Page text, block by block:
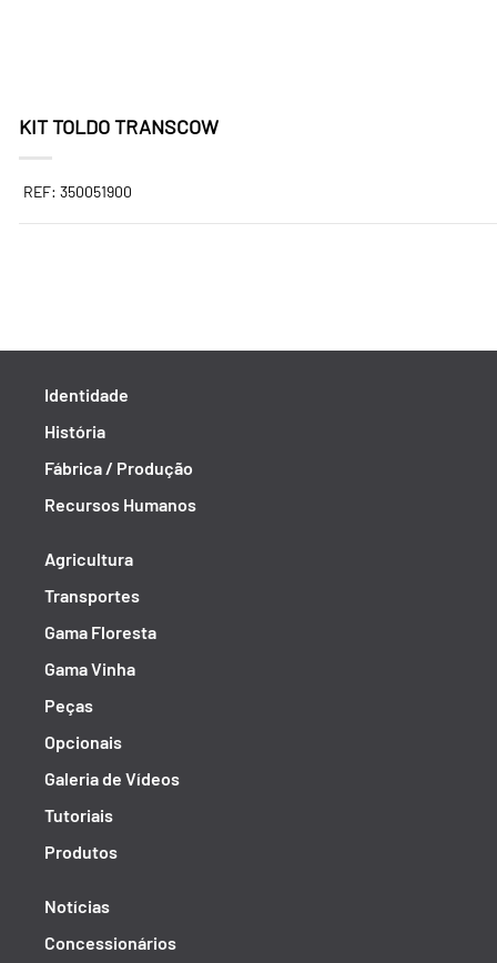
KIT TOLDO TRANSCOW
REF: 350051900
Identidade
História
Fábrica / Produção
Recursos Humanos
Agricultura
Transportes
Gama Floresta
Gama Vinha
Peças
Opcionais
Galeria de Vídeos
Tutoriais
Produtos
Notícias
Concessionários